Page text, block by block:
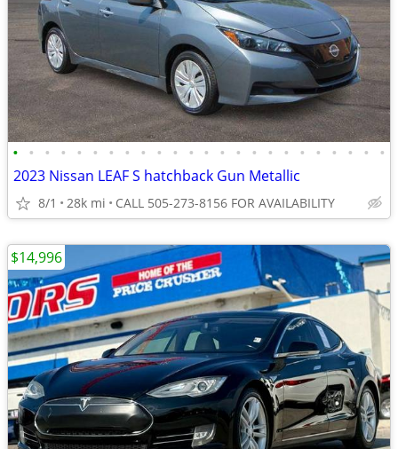
• • • • • • • • • • • • • • • • • • • • • • • •
2023 Nissan LEAF S hatchback Gun Metallic
8/1 28k mi CALL 505-273-8156 FOR AVAILABILITY
$14,996